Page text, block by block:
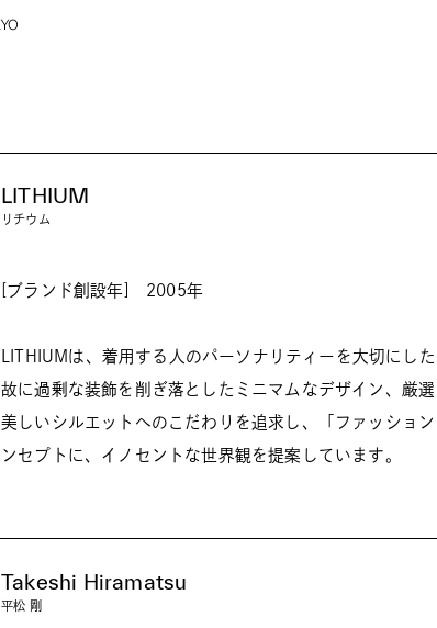
LITHIUM
リチウム
[ブランド創設年] 2005年
LITHIUMは、着用する人のパーソナリティーを大切にし
故に過剰な装飾を削ぎ落としたミニマムなデザイン、厳選
美しいシルエットへのこだわりを追求し、「ファッショ
ンセプトに、イノセントな世界観を提案しています。
Takeshi Hiramatsu
平松 剛